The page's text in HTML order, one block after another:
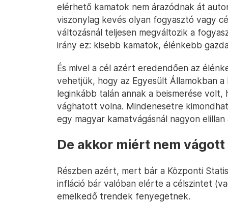
elérhető kamatok nem árazódnak át
viszonylag kevés olyan fogyasztó vagy
változásnál teljesen megváltozik a
irány ez: kisebb kamatok, élénkebb
És mivel a cél azért eredendően az
vehetjük, hogy az Egyesült Államokban
leginkább talán annak a beismerése
vághatott volna. Mindenesetre
egy magyar kamatvágásnál nagyon
De akkor miért nem vágott
Részben azért, mert bár a Központi
infláció bár valóban elérte a célszintet
emelkedő trendek fenyegetnek.